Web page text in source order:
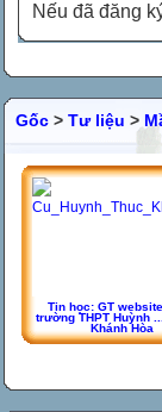
Nếu đã đăng
Gốc > Tư liệu >
Tin học: GT
trường THPT Huỳnh
Khánh Hòa